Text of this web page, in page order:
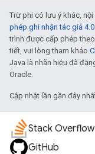
Trừ phi có lưu ý khác,
phép ghi nhận tác giả
trình được cấp phép theo
tiết, vui lòng tham khảo
Java là nhãn hiệu đã
Oracle.
Cập nhật lần gần đây
Stack Overflow
GitHub